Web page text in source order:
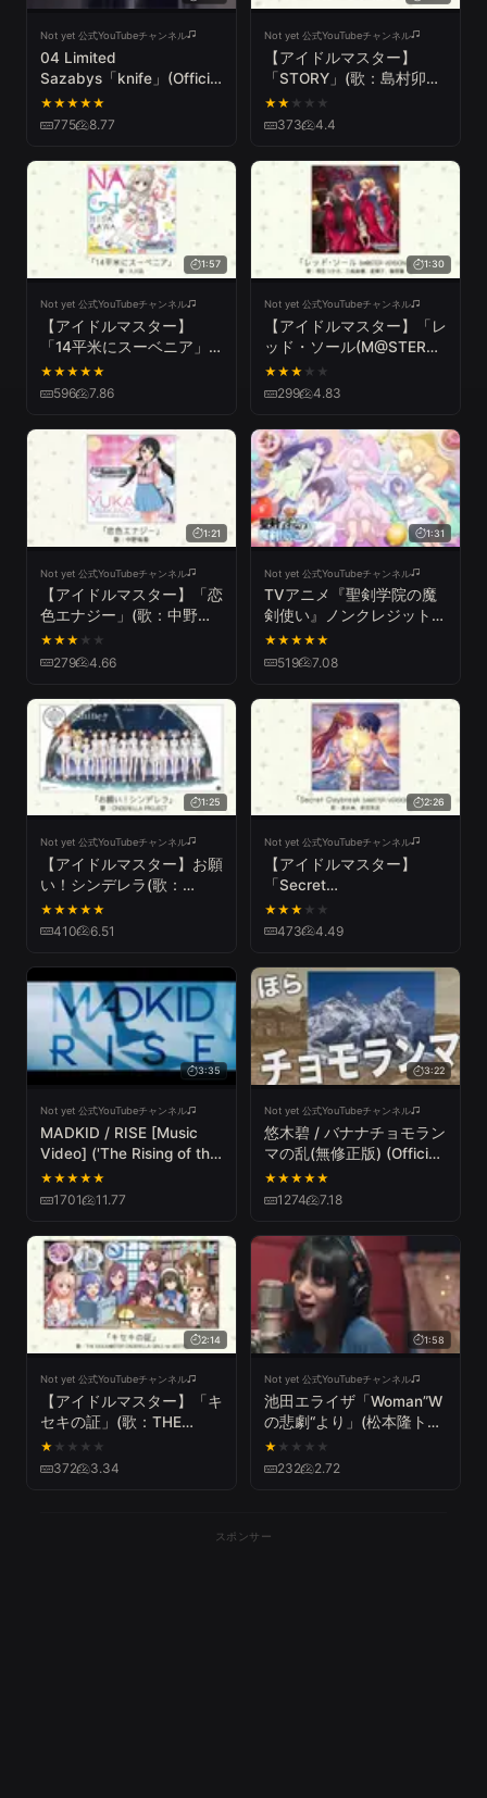
Not yet 公式YouTubeチャンネル
04 Limited
Sazabys「knife」(Official
Music Video)
★★★★★
775 8.77
Not yet 公式YouTubeチャンネル
【アイドルマスター】
「STORY」(歌：島村卯
月、本田未央、渋谷凛、神
谷奈緒、北条加蓮)
★★ ★ ★ ★
373 4.4
1:57
Not yet 公式YouTubeチャンネル
【アイドルマスター】
「14平米にスーベニア」
(歌：久川凪)
★★★★★
596 7.86
1:30
Not yet 公式YouTubeチャンネル
【アイドルマスター】「レ
ッド・ソール(M@STER
VERSION)」(歌：桐生つか
さ、三船美優、星輝子、藤
★★★ ★ ★
299 4.83
1:21
Not yet 公式YouTubeチャンネル
【アイドルマスター】「恋
色エナジー」(歌：中野有
香)
★★★ ★ ★
279 4.66
1:31
Not yet 公式YouTubeチャンネル
TVアニメ『聖剣学院の魔
剣使い』ノンクレジット
ED
★★★★★
519 7.08
1:25
Not yet 公式YouTubeチャンネル
【アイドルマスター】お願
い！シンデレラ(歌：
CINDERELLA PROJECT)
★★★★★
410 6.51
2:26
Not yet 公式YouTubeチャンネル
【アイドルマスター】
「Secret
Daybreak(M@STER
VERSION)」(歌：速水奏、
★★★ ★ ★
473 4.49
3:35
Not yet 公式YouTubeチャンネル
MADKID / RISE [Music
Video] ('The Rising of the
Shield Hero' Opening
Theme)
★★★★★
1701 11.77
3:22
Not yet 公式YouTubeチャンネル
悠木碧 / バナナチョモラン
マの乱(無修正版) (Official
Lyric Video)
★★★★★
1274 7.18
2:14
Not yet 公式YouTubeチャンネル
【アイドルマスター】「キ
セキの証」(歌：THE
IDOLM@STER
CINDERELLA GIRLS for
★ ★ ★ ★ ★
372 3.34
1:58
Not yet 公式YouTubeチャンネル
池田エライザ「Woman”W
の悲劇“より」(松本隆トリ
ビュートアルバムより)
★ ★ ★ ★ ★
232 2.72
スポンサー